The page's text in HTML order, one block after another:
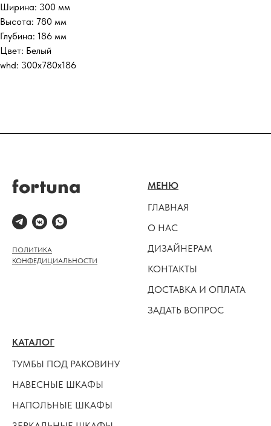
Ширина: 300 мм
Высота: 780 мм
Глубина: 186 мм
Цвет: Белый
whd: 300x780x186
ПОЛИТИКА
КОНФЕДИЦИАЛЬНОСТИ
МЕНЮ
ГЛАВНАЯ
О НАС
ДИЗАЙНЕРАМ
КОНТАКТЫ
ДОСТАВКА И ОПЛАТА
ЗАДАТЬ ВОПРОС
КАТАЛОГ
ТУМБЫ ПОД РАКОВИНУ
НАВЕСНЫЕ ШКАФЫ
НАПОЛЬНЫЕ ШКАФЫ